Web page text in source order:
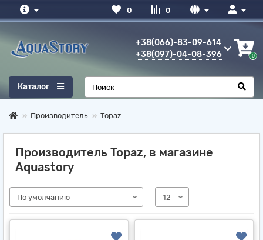
0
0
+38(066)-83-09-614
+38(097)-04-08-396
0
Каталог
Производитель Topaz
Производитель Topaz, в магазине
Aquastory